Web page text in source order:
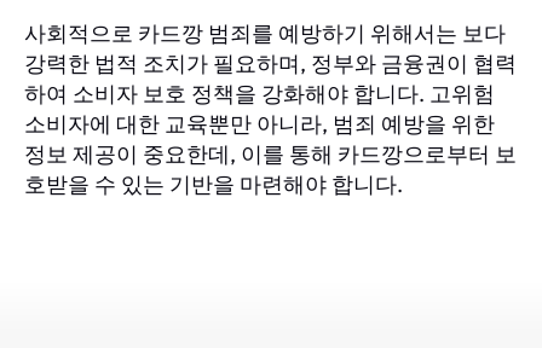
사회적으로 카드깡 범죄를 예방하기 위해서는 보다
강력한 법적 조치가 필요하며, 정부와 금융권이 협력
하여 소비자 보호 정책을 강화해야 합니다. 고위험
소비자에 대한 교육뿐만 아니라, 범죄 예방을 위한
정보 제공이 중요한데, 이를 통해 카드깡으로부터 보
호받을 수 있는 기반을 마련해야 합니다.